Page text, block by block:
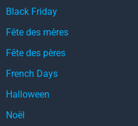
Black Friday
Fête des mères
Fête des pères
French Days
Halloween
Noël